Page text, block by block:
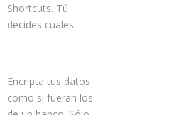
Shortcuts. Tú
decides cuales.
Encripta tus datos
como si fueran los